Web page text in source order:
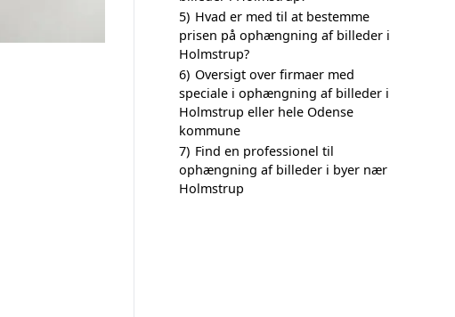
5) Hvad er med til at bestemme
prisen på ophængning af billeder i
Holmstrup?
6) Oversigt over firmaer med
speciale i ophængning af billeder i
Holmstrup eller hele Odense
kommune
7) Find en professionel til
ophængning af billeder i byer nær
Holmstrup